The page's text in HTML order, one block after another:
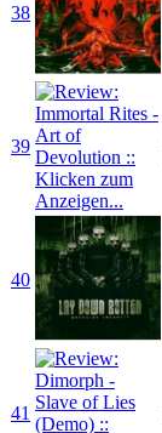
38
39
40
41